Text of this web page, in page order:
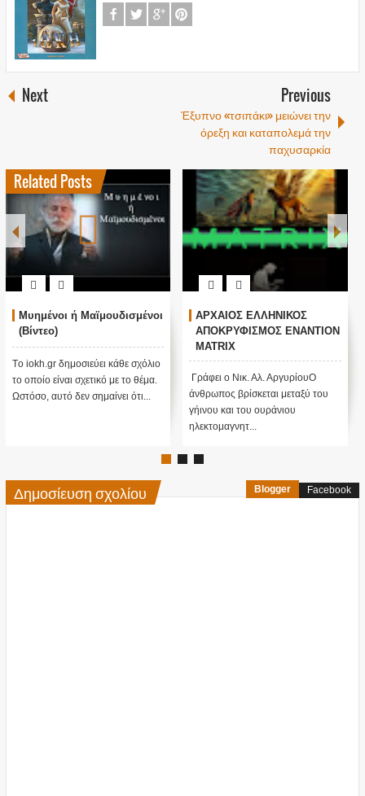
Next Previous
Έξυπνο «τσιπάκι» μειώνει την
όρεξη και καταπολεμά την
παχυσαρκία
Related Posts
Μυημένοι ή Μαϊμουδισμένοι
(Βίντεο)
Tο iokh.gr δημοσιεύει κάθε σχόλιο
το οποίο είναι σχετικό με το θέμα.
Ωστόσο, αυτό δεν σημαίνει ότι...
ΑΡΧΑΙΟΣ ΕΛΛΗΝΙΚΟΣ
ΑΠΟΚΡΥΦΙΣΜΟΣ ΕΝΑΝΤΙΟΝ
MATRIX
Γράφει ο Νικ. Αλ. ΑργυρίουΟ
άνθρωπος βρίσκεται μεταξύ του
γήινου και του ουράνιου
ηλεκτομαγνητ...
Δημοσίευση σχολίου Blogger Facebook